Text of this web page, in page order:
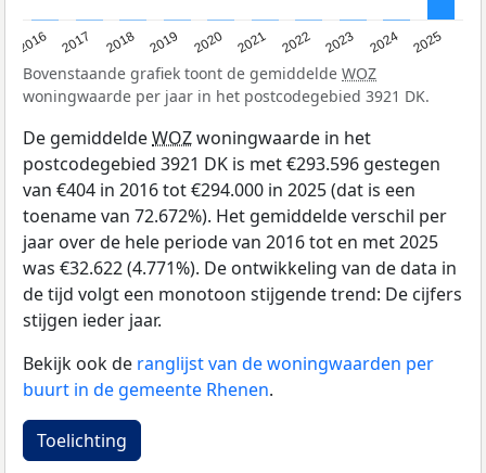
2016 2017 2018 2019 2020 2021 2022 2023 2024 2025
Bovenstaande grafiek toont de gemiddelde WOZ
woningwaarde per jaar in het postcodegebied 3921 DK.
De gemiddeldeWOZwoningwaarde in het
postcodegebied 3921 DK is met €293.596 gestegen
van €404 in 2016 tot €294.000 in 2025 (dat is een
toename van 72.672%). Het gemiddelde verschil per
jaar over de hele periode van 2016 tot en met 2025
was €32.622 (4.771%). De ontwikkeling van de data in
de tijd volgt een monotoon stijgende trend: De cijfers
stijgen ieder jaar.
Bekijk ook de ranglijst van de woningwaarden per
buurt in de gemeente Rhenen.
Toelichting